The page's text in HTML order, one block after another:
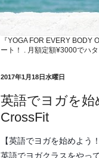
『YOGA FOR EVERY
ート！ . 月額定額¥3000でハ
2017年1月18日水曜日
英語でヨガを始
CrossFit
【英語でヨガを始めよう
英語でヨガクラスをやっ